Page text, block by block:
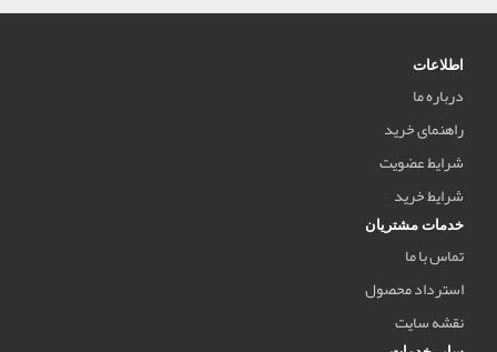
اطلاعات
درباره ما
راهنمای خرید
شرایط عضویت
شرایط خرید
خدمات مشتریان
تماس با ما
استرداد محصول
نقشه سایت